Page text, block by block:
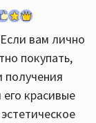
вам лично
покупать,
получения
красивые